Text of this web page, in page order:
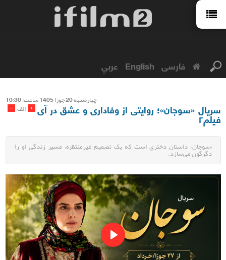
فارسی English عربي
چهارشنبه 20 جوزا 1405 ساعت: 10:30
- الف + سریال «سوجان»؛ روایتی از وفاداری و عشق در آی
فیلم۲
«سوجان» داستان دختری است که یک تصمیم غیرمنتظره، مسیر زندگی او را
دگرگون می‌سازد.
Play